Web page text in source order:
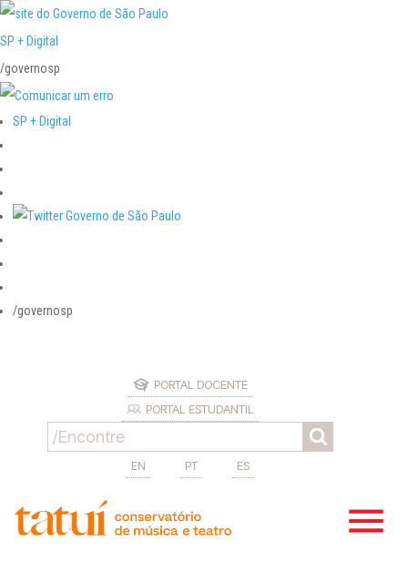
SP + Digital
/governosp
SP + Digital
/governosp
PORTAL DOCENTE
PORTAL ESTUDANTIL
EN PT ES